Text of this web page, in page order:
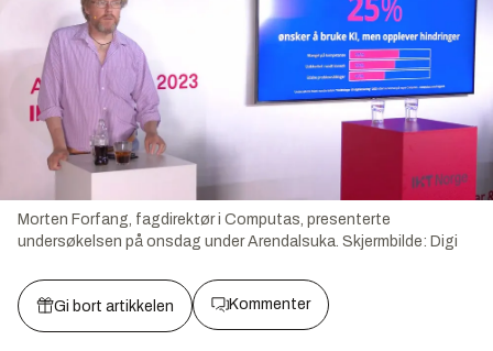
Morten Forfang, fagdirektør i Computas, presenterte
undersøkelsen på onsdag under Arendalsuka. Skjermbilde: Digi
Gi bort artikkelen Kommenter